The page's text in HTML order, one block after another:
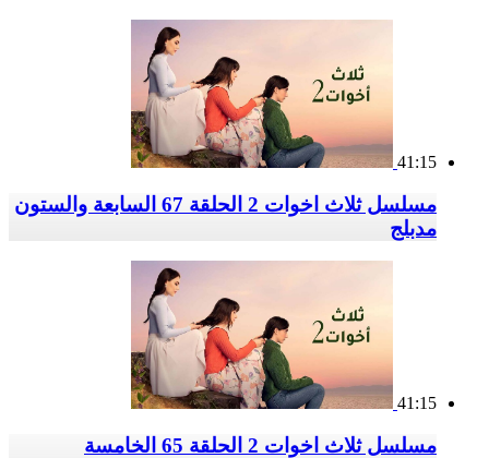
41:15
مسلسل ثلاث اخوات 2 الحلقة 67 السابعة والستون
مدبلج
41:15
مسلسل ثلاث اخوات 2 الحلقة 65 الخامسة